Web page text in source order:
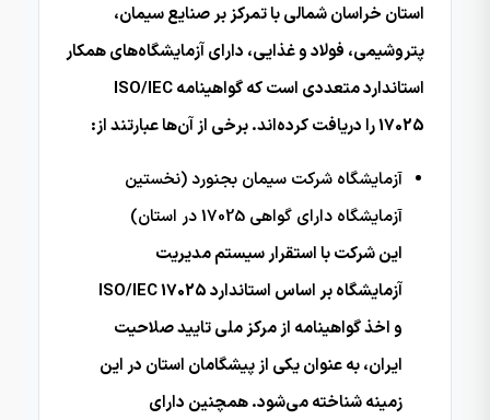
استان خراسان شمالی با تمرکز بر صنایع سیمان،
پتروشیمی، فولاد و غذایی، دارای آزمایشگاه‌های همکار
استاندارد متعددی است که گواهینامه ISO/IEC
17025 را دریافت کرده‌اند. برخی از آن‌ها عبارتند از:
آزمایشگاه شرکت سیمان بجنورد (نخستین
آزمایشگاه دارای گواهی 17025 در استان)
این شرکت با استقرار سیستم مدیریت
آزمایشگاه بر اساس استاندارد ISO/IEC 17025
و اخذ گواهینامه از مرکز ملی تایید صلاحیت
ایران، به عنوان یکی از پیشگامان استان در این
زمینه شناخته می‌شود. همچنین دارای